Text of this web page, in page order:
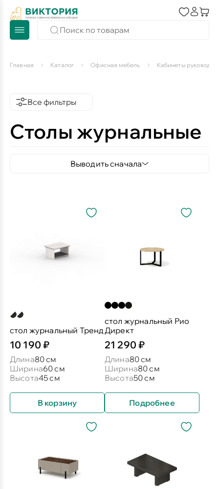
Главная Каталог Офисная мебель Кабинеты
Все фильтры
Столы журнальные
Выводить сначала
стол журнальный Тренд
10 190 ₽
Длина80 см
Ширина60 см
Высота45 см
В корзину
стол журнальный Рио
Директ
21 290 ₽
Длина80 см
Ширина80 см
Высота50 см
Подробнее